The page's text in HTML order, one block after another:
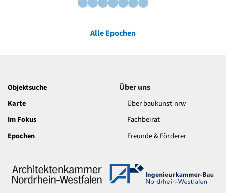
Alle Epochen
Objektsuche
Karte
Im Fokus
Epochen
Über uns
Über baukunst-nrw
Fachbeirat
Freunde & Förderer